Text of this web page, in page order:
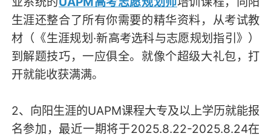
生涯还整合了所有你需要的精华资料，从考试教
材（《生涯规划·新高考选科与志愿规划指引》）
到解题技巧，一应俱全。就像个超级大礼包，打
开就能收获满满。
2、向阳生涯的UAPM课程大专及以上学历就能报
名参加，最近一期将于2025.8.22-2025.8.24在